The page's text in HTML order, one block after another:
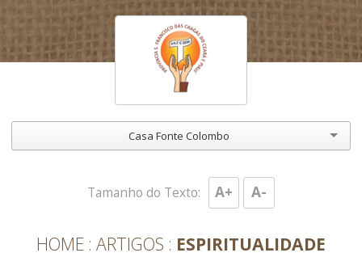
Casa Fonte Colombo
HOME ARTIGOS ESPIRITUALIDADE
Tamanho do Texto: A+ A-